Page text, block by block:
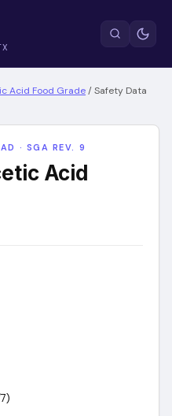
Acid Food Grade/Safety Data
· SGA REV. 9
Acid